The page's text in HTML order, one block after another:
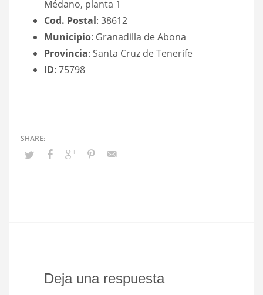
Médano, planta 1
Cod. Postal: 38612
Municipio: Granadilla de Abona
Provincia: Santa Cruz de Tenerife
ID: 75798
Deja una respuesta